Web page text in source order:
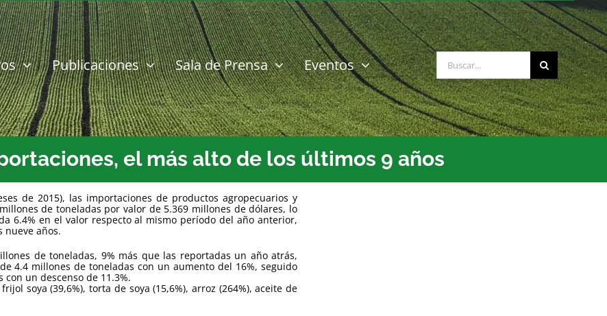
Publicaciones Sala de Prensa Eventos Buscar:
el más alto de los últimos 9 años
de 2015), las importaciones de productos agropecuarios y
de toneladas por valor de 5.369 millones de dólares, lo
6.4% en el valor respecto al mismo período del año anterior,
nueve años.
de toneladas, 9% más que las reportadas un año atrás,
4.4 millones de toneladas con un aumento del 16%, seguido
un descenso de 11.3%.
soya (39,6%), torta de soya (15,6%), arroz (264%), aceite de